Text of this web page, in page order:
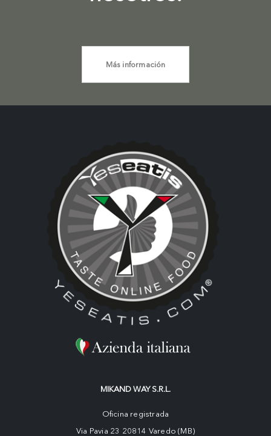
Más información
MIKAND WAY S.R.L.
Oficina registrada
Via Pavia 23 20814 Varedo (MB)